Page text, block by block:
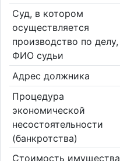
Суд, в котором
осуществляется
производство по делу,
ФИО судьи
Адрес должника
Процедура
экономической
несостоятельности
(банкротства)
Стоимость имущества